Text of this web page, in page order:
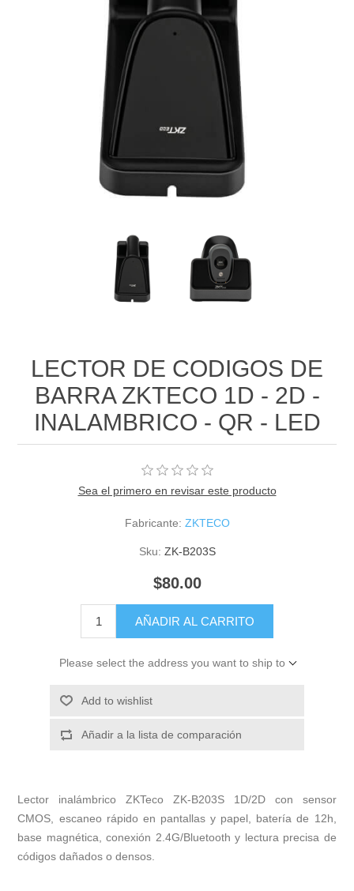
LECTOR DE CODIGOS DE
BARRA ZKTECO 1D - 2D -
INALAMBRICO - QR - LED
Sea el primero en revisar este producto
Fabricante: ZKTECO
Sku: ZK-B203S
$80.00
AÑADIR AL CARRITO
Please select the address you want to ship to
Add to wishlist
Añadir a la lista de comparación
Lector inalámbrico ZKTeco ZK-B203S 1D/2D con sensor
CMOS, escaneo rápido en pantallas y papel, batería de 12h,
base magnética, conexión 2.4G/Bluetooth y lectura precisa de
códigos dañados o densos.